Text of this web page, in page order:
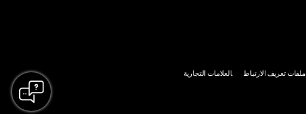
ملفات تعريف الارتباط العلامات التجارية